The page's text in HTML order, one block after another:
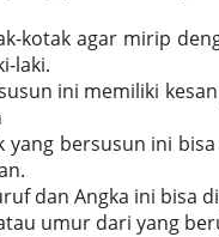
kotak agar mirip
laki.
ini memiliki
bersusun ini
dan Angka ini bisa
umur dari yang